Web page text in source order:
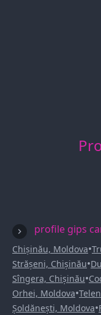
profile gips
Chișinău, Moldova•
Strășeni, Chișinău•
Sîngera, Chișinău•
Orhei, Moldova•
Șoldănești, Moldova•